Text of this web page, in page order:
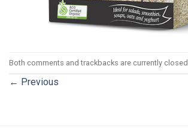
Both comments and trackbacks are currently closed.
← Previous